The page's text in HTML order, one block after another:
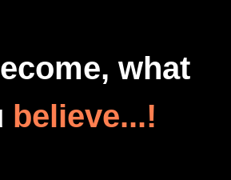
what
believe...!